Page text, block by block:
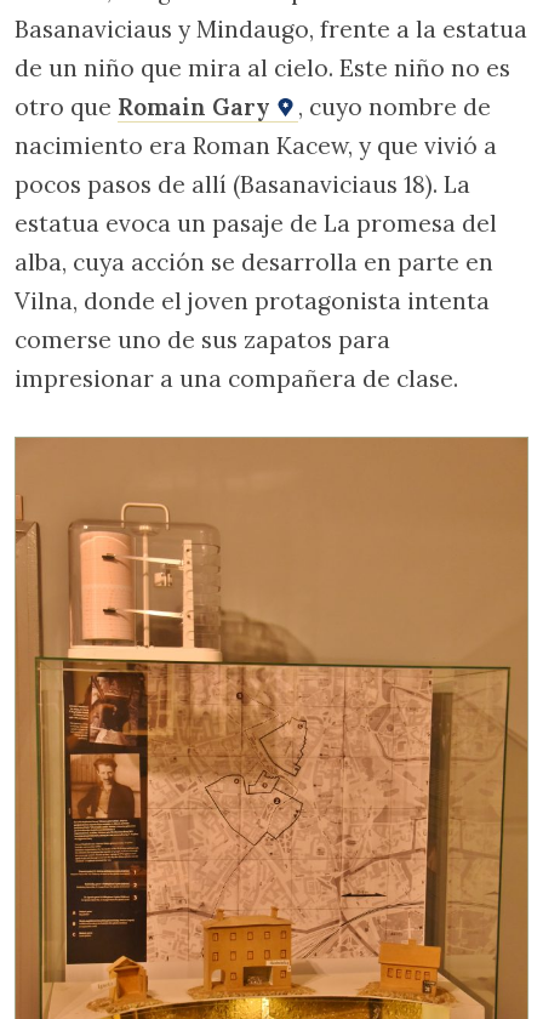
Basanaviciaus y Mindaugo, frente a la estatua
de un niño que mira al cielo. Este niño no es
otro que Romain Gary
, cuyo nombre de
nacimiento era Roman Kacew, y que vivió a
pocos pasos de allí (Basanaviciaus 18). La
estatua evoca un pasaje de La promesa del
alba, cuya acción se desarrolla en parte en
Vilna, donde el joven protagonista intenta
comerse uno de sus zapatos para
impresionar a una compañera de clase.